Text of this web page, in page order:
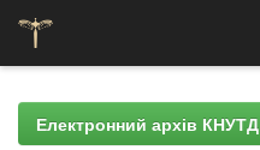
navigationЕлектронний архів КНУТД